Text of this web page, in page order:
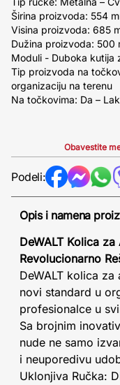
Širina proizvoda: 554
Visina proizvoda: 685
Dužina proizvoda: 500
Moduli - Duboka kutija
Tip proizvoda na
organizaciju na terenu
Na točkovima: Da –
Obavestite
Podeli:
Opis i namena
DeWALT Kolica
Revolucionarno
DeWALT kolica
novi standard u
profesionalce u
Sa brojnim
nude ne samo
i neuporedivu
Uklonjiva Ručka: